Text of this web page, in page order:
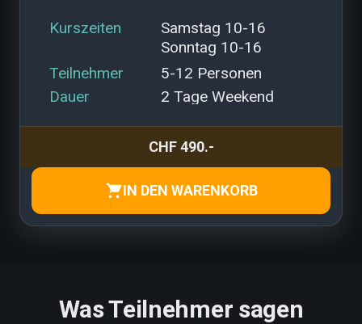
kurszeiten
Samstag 10-16
Sonntag 10-16
teilnehmer
5-12 Personen
dauer
2 Tage Weekend
CHF 490.-
IN DEN WARENKORB
Was Teilnehmer sagen